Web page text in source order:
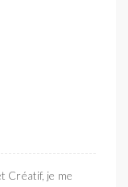
Créatif, je me